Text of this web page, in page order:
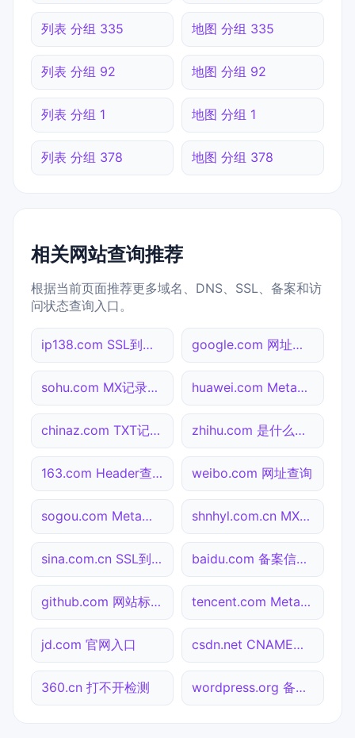
列表 分组 335 地图 分组 335
列表 分组 92 地图 分组 92
列表 分组 1 地图 分组 1
列表 分组 378 地图 分组 378
相关网站查询推荐
根据当前页面推荐更多域名、DNS、SSL、备案和访
问状态查询入口。
ip138.com SSL到期检测 google.com 网址查询
sohu.com MX记录查询 huawei.com Meta标签查询
chinaz.com TXT记录查询 zhihu.com 是什么网站
163.com Header查询 weibo.com 网址查询
sogou.com Meta标签查询 shnhyl.com.cn MX记录查询
sina.com.cn SSL到期检测 baidu.com 备案信息查询
github.com 网站标题查询 tencent.com Meta标签查询
jd.com 官网入口 csdn.net CNAME查询
360.cn 打不开检测 wordpress.org 备案信息查询